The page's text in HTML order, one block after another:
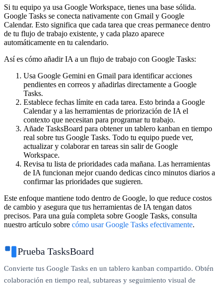
Si tu equipo ya usa Google Workspace, tienes una base sólida.
Google Tasks se conecta nativamente con Gmail y Google
Calendar. Esto significa que cada tarea que creas permanece dentro
de tu flujo de trabajo existente, y cada plazo aparece
automáticamente en tu calendario.
Así es cómo añadir IA a un flujo de trabajo con Google Tasks:
Usa Google Gemini en Gmail para identificar acciones
pendientes en correos y añadirlas directamente a Google
Tasks.
Establece fechas límite en cada tarea. Esto brinda a Google
Calendar y a las herramientas de priorización de IA el
contexto que necesitan para programar tu trabajo.
Añade TasksBoard para obtener un tablero kanban en tiempo
real sobre tus Google Tasks. Todo tu equipo puede ver,
actualizar y colaborar en tareas sin salir de Google
Workspace.
Revisa tu lista de prioridades cada mañana. Las herramientas
de IA funcionan mejor cuando dedicas cinco minutos diarios a
confirmar las prioridades que sugieren.
Este enfoque mantiene todo dentro de Google, lo que reduce costos
de cambio y asegura que tus herramientas de IA tengan datos
precisos. Para una guía completa sobre Google Tasks, consulta
nuestro artículo sobre cómo usar Google Tasks efectivamente.
Prueba TasksBoard
Convierte tus Google Tasks en un tablero kanban compartido. Obtén
colaboración en tiempo real, subtareas y seguimiento visual de